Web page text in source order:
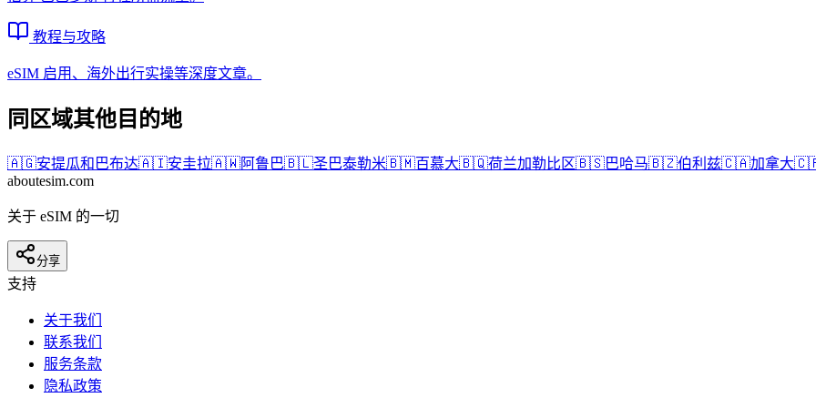
教程与攻略
eSIM 启用、海外出行实操等深度文章。
同区域其他目的地
🇦🇬安提瓜和巴布达🇦🇮安圭拉🇦🇼阿鲁巴🇧🇱圣巴泰勒米🇧🇲百慕大🇧🇶荷兰加勒比区🇧🇸巴哈马🇧🇿伯利兹🇨🇦加拿大
aboutesim.com
关于 eSIM 的一切
分享
支持
关于我们
联系我们
服务条款
隐私政策